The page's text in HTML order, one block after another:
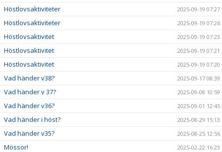
Höstlovsaktiviteter 2025-09-19 07:27
Höstlovsaktiviteter 2025-09-19 07:26
Höstlovsaktivitet 2025-09-19 07:23
Höstlovsaktivitet 2025-09-19 07:21
Höstlovsaktivitet 2025-09-19 07:20
Vad händer v38? 2025-09-17 08:39
Vad händer v 37? 2025-09-08 10:59
Vad händer v36? 2025-09-01 12:45
Vad händer i höst? 2025-08-29 15:13
Vad händer v35? 2025-08-25 12:56
Mössor! 2025-02-22 16:23